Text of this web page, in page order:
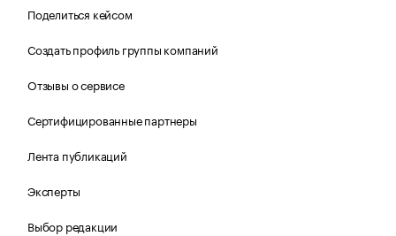
Поделиться кейсом
Создать профиль группы компаний
Отзывы о сервисе
Сертифицированные партнеры
Лента публикаций
Эксперты
Выбор редакции